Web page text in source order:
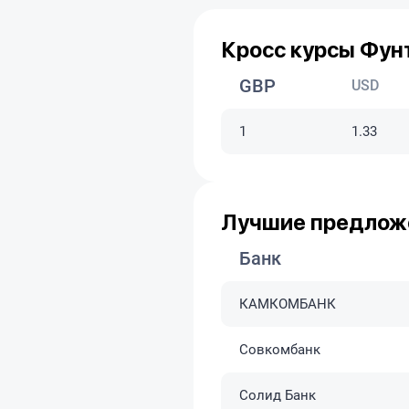
Кросс курсы
GBP USD
1 1.33
Лучшие
Банк
КАМКОМБАНК
Совкомбанк
Солид Банк